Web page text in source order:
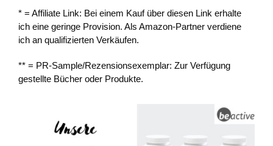
* = Affiliate Link: Bei einem Kauf über diesen Link erhalte
ich eine geringe Provision. Als Amazon-Partner verdiene
ich an qualifizierten Verkäufen.
** = PR-Sample/Rezensionsexemplar: Zur Verfügung
gestellte Bücher oder Produkte.